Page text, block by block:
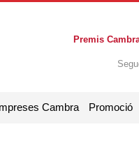
Premis
Cambra Promoció